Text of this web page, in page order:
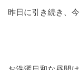
昨日に引き続き、